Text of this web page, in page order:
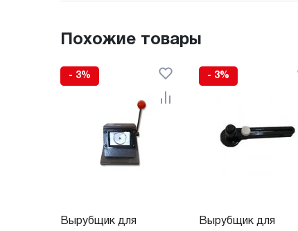
Похожие товары
- 3%
Вырубщик для
- 3%
Вырубщик для